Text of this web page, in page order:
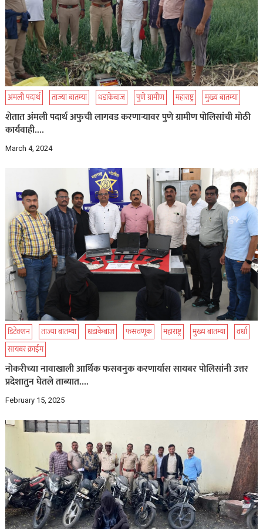
अंमली पदार्थ ताज्या बातम्या धडाकेबाज पुणे ग्रामीण महाराष्ट्र मुख्य बातम्या
शेतात अंमली पदार्थ अफुची लागवड करणाऱ्यावर पुणे ग्रामीण पोलिसांची मोठी
कार्यवाही….
March 4, 2024
डिटेक्शन ताज्या बातम्या धडाकेबाज फसवणूक महाराष्ट्र मुख्य बातम्या
वर्धा
सायबर क्राईम
नोकरीच्या नावाखाली आर्थिक फसवनुक करणार्यास सायबर पोलिसांनी उत्तर
प्रदेशातुन घेतले ताब्यात….
February 15, 2025